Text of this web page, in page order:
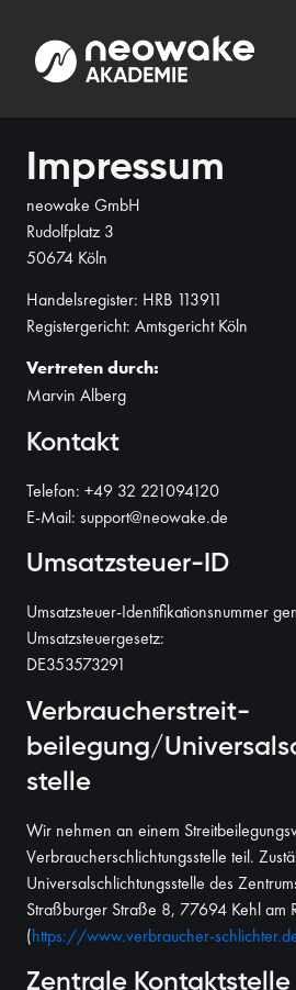
Impressum
neowake GmbH
Rudolfplatz 3
50674 Köln
Handelsregister: HRB 113911
Registergericht: Amtsgericht Köln
Vertreten durch:
Marvin Alberg
Kontakt
Telefon: +49 32 221094120
E-Mail: support@neowake.de
Umsatzsteuer-ID
Umsatzsteuer-Identifikationsnummer
Umsatzsteuergesetz:
DE353573291
Verbraucher­streit­
beilegung/
stelle
Wir nehmen an einem
Verbraucherschlichtungsstelle teil.
Universalschlichtungsstelle des
Straßburger Straße 8, 77694 Kehl am
(https://www.verbraucher-
Zentrale